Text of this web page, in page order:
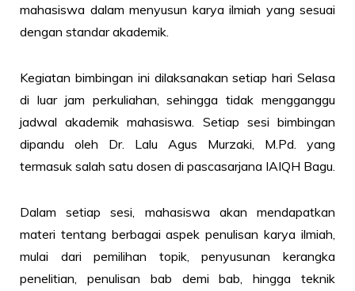
mahasiswa dalam menyusun karya ilmiah yang sesuai
dengan standar akademik.
Kegiatan bimbingan ini dilaksanakan setiap hari Selasa
di luar jam perkuliahan, sehingga tidak mengganggu
jadwal akademik mahasiswa. Setiap sesi bimbingan
dipandu oleh Dr. Lalu Agus Murzaki, M.Pd. yang
termasuk salah satu dosen di pascasarjana IAIQH Bagu.
Dalam setiap sesi, mahasiswa akan mendapatkan
materi tentang berbagai aspek penulisan karya ilmiah,
mulai dari pemilihan topik, penyusunan kerangka
penelitian, penulisan bab demi bab, hingga teknik